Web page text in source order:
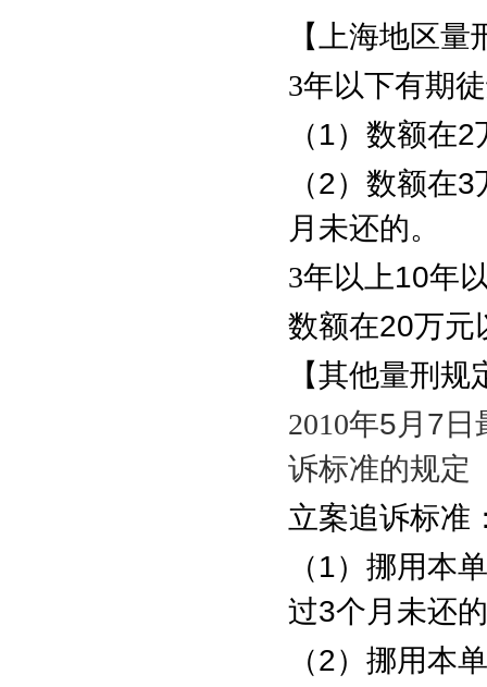
【上海地区量
3年以下有期
（1）数额在2
（2）数额在3
月未还的。
3年以上10年
数额在20万元
【其他量刑规
2010年5月 7
诉标准的规定
立案追诉标准
（1）挪用本
过3个月未还
（2）挪用本